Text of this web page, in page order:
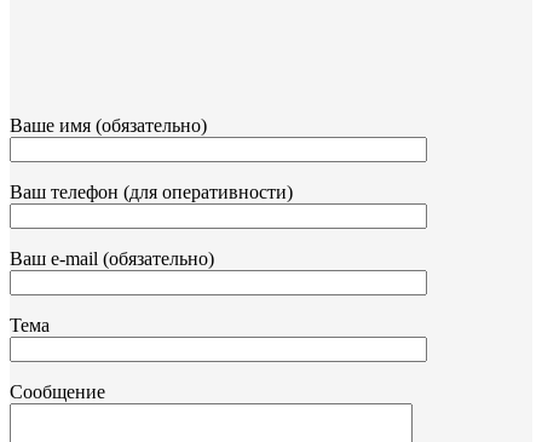
Ваше имя (обязательно)
Ваш телефон (для оперативности)
Ваш e-mail (обязательно)
Тема
Сообщение